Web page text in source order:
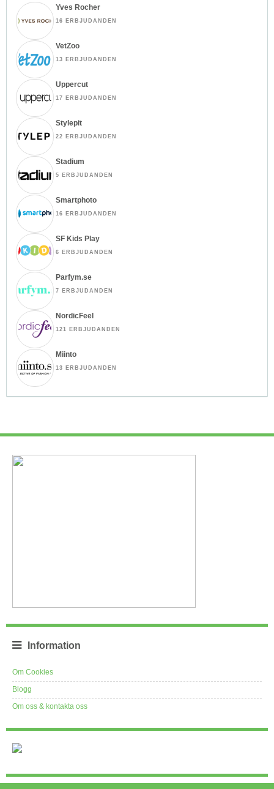
Yves Rocher
16 ERBJUDANDEN
VetZoo
13 ERBJUDANDEN
Uppercut
17 ERBJUDANDEN
Stylepit
22 ERBJUDANDEN
Stadium
5 ERBJUDANDEN
Smartphoto
16 ERBJUDANDEN
SF Kids Play
6 ERBJUDANDEN
Parfym.se
7 ERBJUDANDEN
NordicFeel
121 ERBJUDANDEN
Miinto
13 ERBJUDANDEN
Information
Om Cookies
Blogg
Om oss & kontakta oss